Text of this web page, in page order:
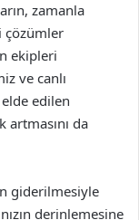
zamanla
çözümler
ekipleri
ve canlı
edilen
da
giderilmesiyle
derinlemesine